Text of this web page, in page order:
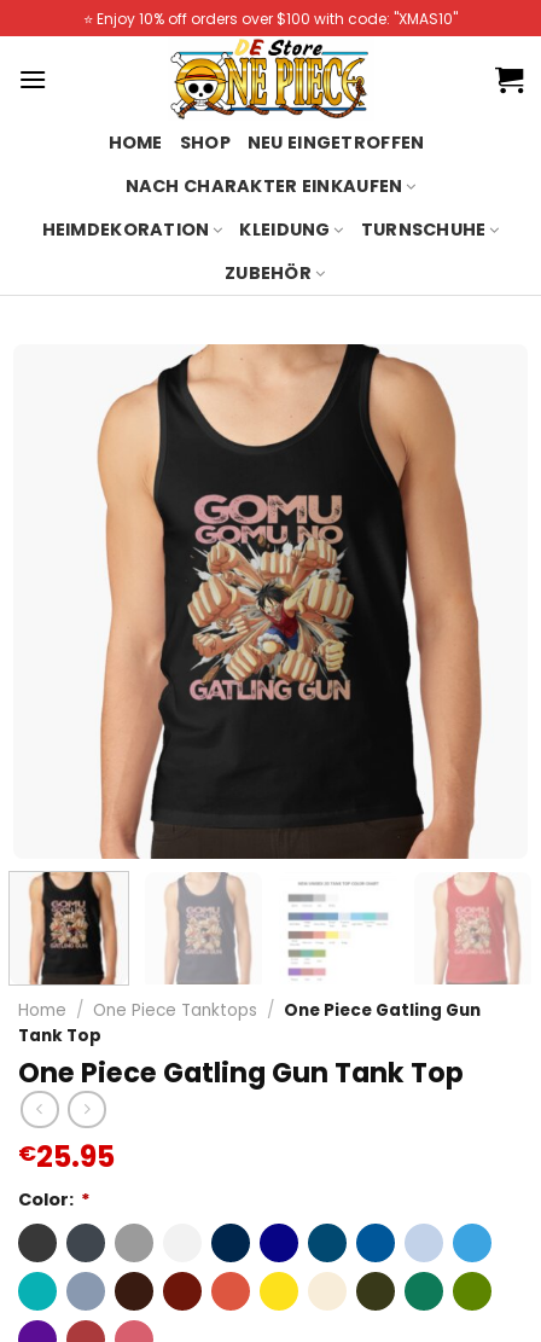
to
content
⭐️ Enjoy 10% off orders over $100 with code: "XMAS10"
HOME SHOP
NEU EINGETROFFEN
NACH CHARAKTER EINKAUFEN
HEIMDEKORATION
KLEIDUNG
TURNSCHUHE
ZUBEHÖR
Home / One Piece Tanktops / One Piece Gatling Gun
Tank Top
One Piece Gatling Gun Tank Top
€25.95
Color: *